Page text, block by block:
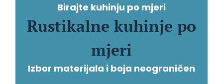
Birajte kuhinju po mjeri
Rustikalne kuhinje po
mjeri
Izbor materijala i boja neograničen